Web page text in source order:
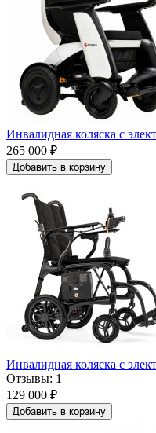
Инвалидная коляска с
265 000 ₽
Добавить в корзину
Инвалидная коляска с
Отзывы: 1
129 000 ₽
Добавить в корзину